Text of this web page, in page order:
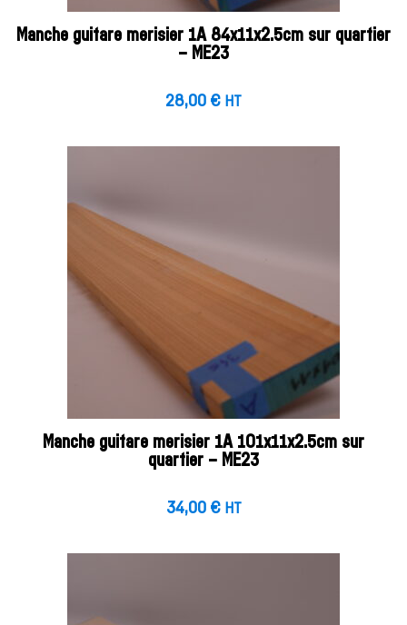
Manche guitare merisier 1A 84x11x2.5cm sur quartier
– ME23
28,00 € HT
Manche guitare merisier 1A 101x11x2.5cm sur
quartier – ME23
34,00 € HT